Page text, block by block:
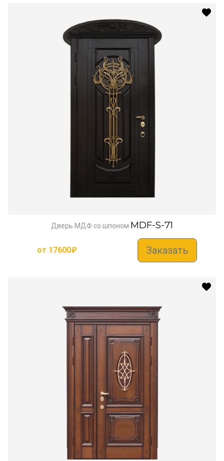
Дверь МДФ со шпоном MDF-S-71
от 17600₽ Заказать